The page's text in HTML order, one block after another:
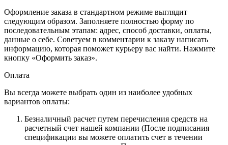
Оформление заказа в стандартном режиме выглядит
следующим образом. Заполняете полностью форму по
последовательным этапам: адрес, способ доставки, оплаты,
данные о себе. Советуем в комментарии к заказу написать
информацию, которая поможет курьеру вас найти. Нажмите
кнопку «Оформить заказ».
Оплата
Вы всегда можете выбрать один из наиболее удобных
вариантов оплаты:
Безналичный расчет путем перечисления средств на
расчетный счет нашей компании (После подписания
спецификации вы можете оплатить счет в течении